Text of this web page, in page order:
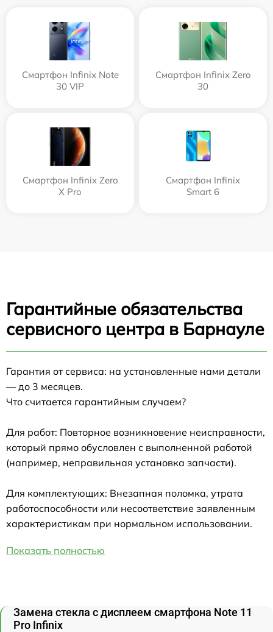
Смартфон Infinix Note
30 VIP
Смартфон Infinix Zero
30
Смартфон Infinix Zero
X Pro
Смартфон Infinix
Smart 6
Гарантийные обязательства
сервисного центра в Барнауле
Гарантия от сервиса: на установленные нами детали
— до 3 месяцев.
Что считается гарантийным случаем?
Для работ: Повторное возникновение неисправности,
который прямо обусловлен с выполненной работой
(например, неправильная установка запчасти).
Для комплектующих: Внезапная поломка, утрата
работоспособности или несоответствие заявленным
характеристикам при нормальном использовании.
Показать полностью
Замена стекла с дисплеем смартфона Note 11
Pro Infinix